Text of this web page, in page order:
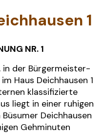
1
NR. 1
in der Bürgermeister-
Haus Deichhausen 1
klassifizierte
liegt in einer ruhigen
Deichhausen
Gehminuten